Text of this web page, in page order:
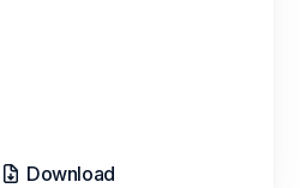
Download